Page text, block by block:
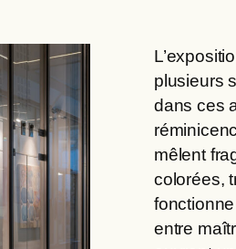
plusieurs
dans ces
mêlent
colorées,
entre